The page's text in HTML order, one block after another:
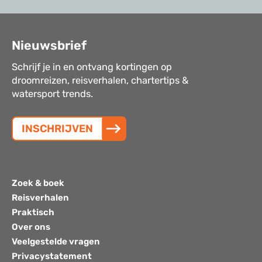
Nieuwsbrief
Schrijf je in en ontvang kortingen op
droomreizen, reisverhalen, chartertips &
watersport trends.
INSCHRIJVEN
Zoek & boek
Reisverhalen
Praktisch
Over ons
Veelgestelde vragen
Privacystatement